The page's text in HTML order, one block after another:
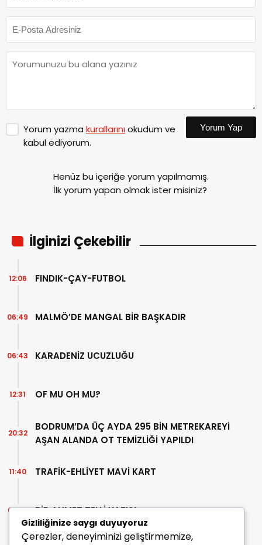
Yorum yazma kurallarınıokudum ve
kabul ediyorum.
Yorum Yap
Henüz bu içeriğe yorum yapılmamış.
İlk yorum yapan olmak ister misiniz?
İlginizi Çekebilir
FINDIK-ÇAY-FUTBOL
12:06
MALMÖ’DE MANGAL BİR BAŞKADIR
06:49
KARADENİZ UCUZLUĞU
06:43
OF MU OH MU?
12:31
BODRUM’DA ÜÇ AYDA 295 BİN METREKAREYİ
AŞAN ALANDA OT TEMİZLİĞİ YAPILDI
20:32
TRAFİK-EHLİYET MAVİ KART
11:40
BİR AHMET TELLİ YAZISI
07:30
Gizliliğinize saygı duyuyoruz
Çerezler, deneyiminizi geliştirmemize,